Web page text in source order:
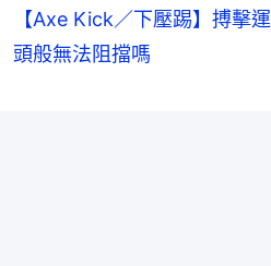
【Axe Kick／下壓踢】搏擊
頭般無法阻擋嗎